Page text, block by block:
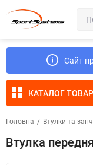
Сайт
КАТАЛОГ
Головна / Втулки та
Втулка